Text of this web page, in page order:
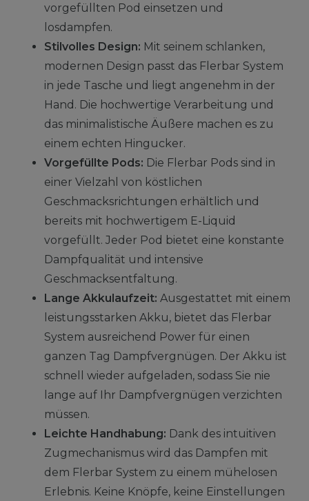
vorgefüllten Pod einsetzen und
losdampfen.
Stilvolles Design: Mit seinem schlanken,
modernen Design passt das Flerbar System
in jede Tasche und liegt angenehm in der
Hand. Die hochwertige Verarbeitung und
das minimalistische Äußere machen es zu
einem echten Hingucker.
Vorgefüllte Pods: Die Flerbar Pods sind in
einer Vielzahl von köstlichen
Geschmacksrichtungen erhältlich und
bereits mit hochwertigem E-Liquid
vorgefüllt. Jeder Pod bietet eine konstante
Dampfqualität und intensive
Geschmacksentfaltung.
Lange Akkulaufzeit: Ausgestattet mit einem
leistungsstarken Akku, bietet das Flerbar
System ausreichend Power für einen
ganzen Tag Dampfvergnügen. Der Akku ist
schnell wieder aufgeladen, sodass Sie nie
lange auf Ihr Dampfvergnügen verzichten
müssen.
Leichte Handhabung: Dank des intuitiven
Zugmechanismus wird das Dampfen mit
dem Flerbar System zu einem mühelosen
Erlebnis. Keine Knöpfe, keine Einstellungen